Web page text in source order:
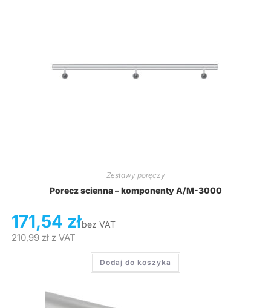
Zestawy poręczy
Porecz scienna – komponenty A/M-3000
171,54 złbez VAT
210,99 złz VAT
Dodaj do koszyka